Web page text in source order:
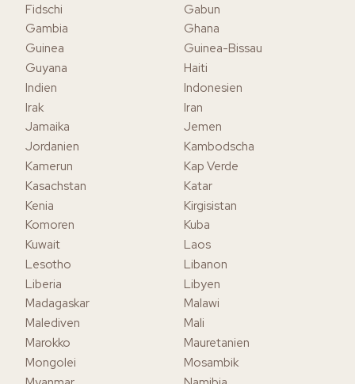
Fidschi
Gabun
Gambia
Ghana
Guinea
Guinea-Bissau
Guyana
Haiti
Indien
Indonesien
Irak
Iran
Jamaika
Jemen
Jordanien
Kambodscha
Kamerun
Kap Verde
Kasachstan
Katar
Kenia
Kirgisistan
Komoren
Kuba
Kuwait
Laos
Lesotho
Libanon
Liberia
Libyen
Madagaskar
Malawi
Malediven
Mali
Marokko
Mauretanien
Mongolei
Mosambik